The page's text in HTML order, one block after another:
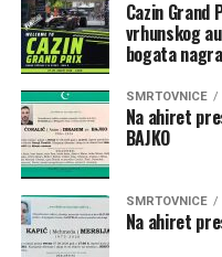
Cazin Grand
vrhunskog
bogata
SMRTOVNICE
Na ahiret
BAJKO
SMRTOVNICE
Na ahiret